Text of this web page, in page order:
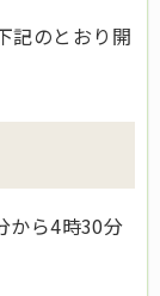
記のとおり開
から4時30分